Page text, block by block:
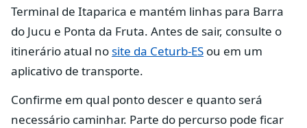
Terminal de Itaparica e mantém linhas para Barra
do Jucu e Ponta da Fruta. Antes de sair, consulte o
itinerário atual nosite da Ceturb-ES ou em um
aplicativo de transporte.
Confirme em qual ponto descer e quanto será
necessário caminhar. Parte do percurso pode ficar